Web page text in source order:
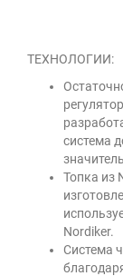
ТЕХНОЛОГИИ:
система
Топка из
Nordiker.
Система